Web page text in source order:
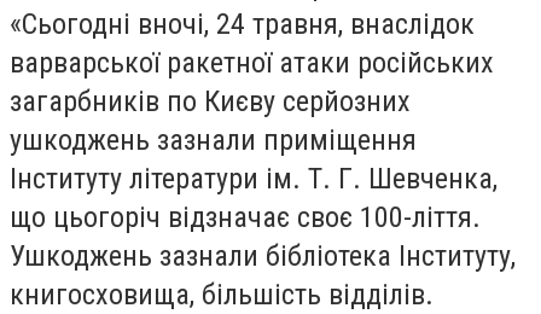
«Сьогодні вночі, 24 травня, внаслідок
варварської ракетної атаки російських
загарбників по Києву серйозних
ушкоджень зазнали приміщення
Інституту літератури ім. Т. Г. Шевченка,
що цьогоріч відзначає своє 100-ліття.
Ушкоджень зазнали бібліотека Інституту,
книгосховища, більшість відділів.